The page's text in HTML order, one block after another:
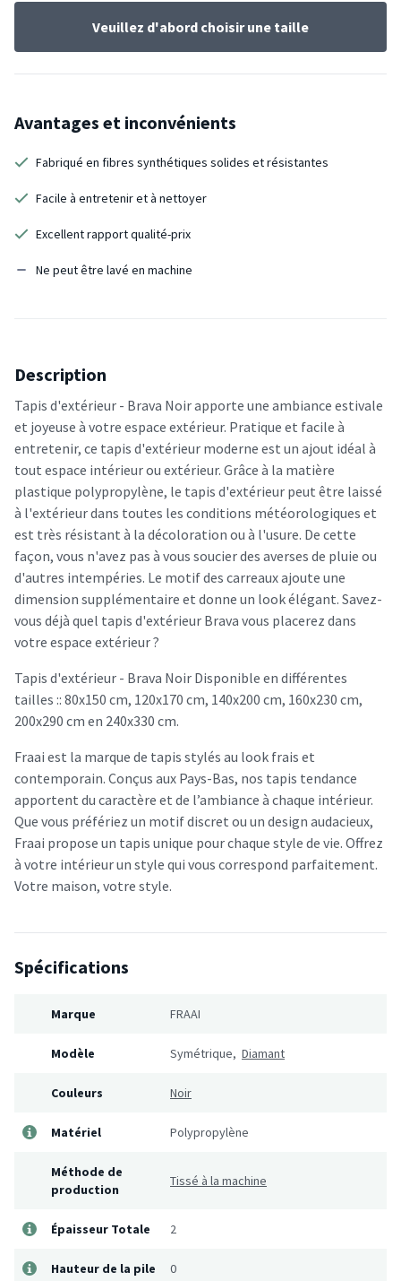
Veuillez d'abord choisir une taille
Avantages et inconvénients
Fabriqué en fibres synthétiques solides et résistantes
Facile à entretenir et à nettoyer
Excellent rapport qualité-prix
Ne peut être lavé en machine
Description
Tapis d'extérieur - Brava Noir apporte une ambiance estivale
et joyeuse à votre espace extérieur. Pratique et facile à
entretenir, ce tapis d'extérieur moderne est un ajout idéal à
tout espace intérieur ou extérieur. Grâce à la matière
plastique polypropylène, le tapis d'extérieur peut être laissé
à l'extérieur dans toutes les conditions météorologiques et
est très résistant à la décoloration ou à l'usure. De cette
façon, vous n'avez pas à vous soucier des averses de pluie ou
d'autres intempéries. Le motif des carreaux ajoute une
dimension supplémentaire et donne un look élégant. Savez-
vous déjà quel tapis d'extérieur Brava vous placerez dans
votre espace extérieur ?
Tapis d'extérieur - Brava Noir Disponible en différentes
tailles :: 80x150 cm, 120x170 cm, 140x200 cm, 160x230 cm,
200x290 cm en 240x330 cm.
Fraai est la marque de tapis stylés au look frais et
contemporain. Conçus aux Pays-Bas, nos tapis tendance
apportent du caractère et de l’ambiance à chaque intérieur.
Que vous préfériez un motif discret ou un design audacieux,
Fraai propose un tapis unique pour chaque style de vie. Offrez
à votre intérieur un style qui vous correspond parfaitement.
Votre maison, votre style.
Spécifications
Marque FRAAI
Modèle Symétrique, Diamant
Couleurs Noir
Matériel Polypropylène
Méthode de
production
Tissé à la machine
Épaisseur Totale 2
Hauteur de la pile 0